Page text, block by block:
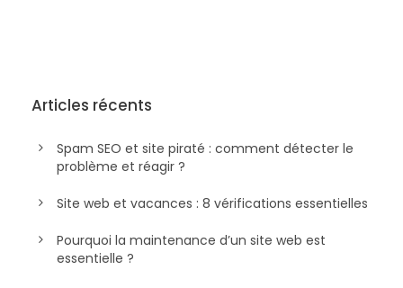
Articles récents
Spam SEO et site piraté : comment détecter le
problème et réagir ?
Site web et vacances : 8 vérifications essentielles
Pourquoi la maintenance d’un site web est
essentielle ?